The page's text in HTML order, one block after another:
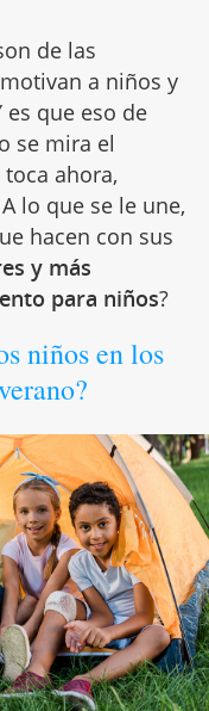
de las
a niños y
es que eso de
se mira el
ahora,
lo que se le une,
hacen con sus
y más
para niños?
niños en los